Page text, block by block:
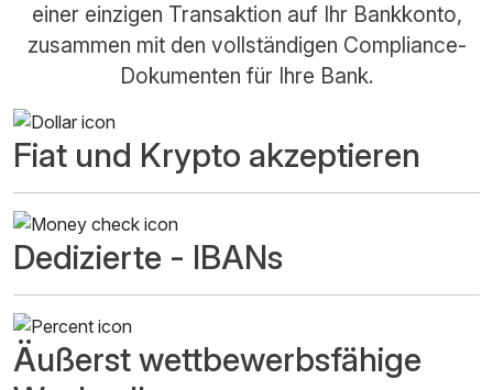
einer einzigen Transaktion auf Ihr Bankkonto,
zusammen mit den vollständigen Compliance-
Dokumenten für Ihre Bank.
Fiat und Krypto akzeptieren
Dedizierte - IBANs
Äußerst wettbewerbsfähige